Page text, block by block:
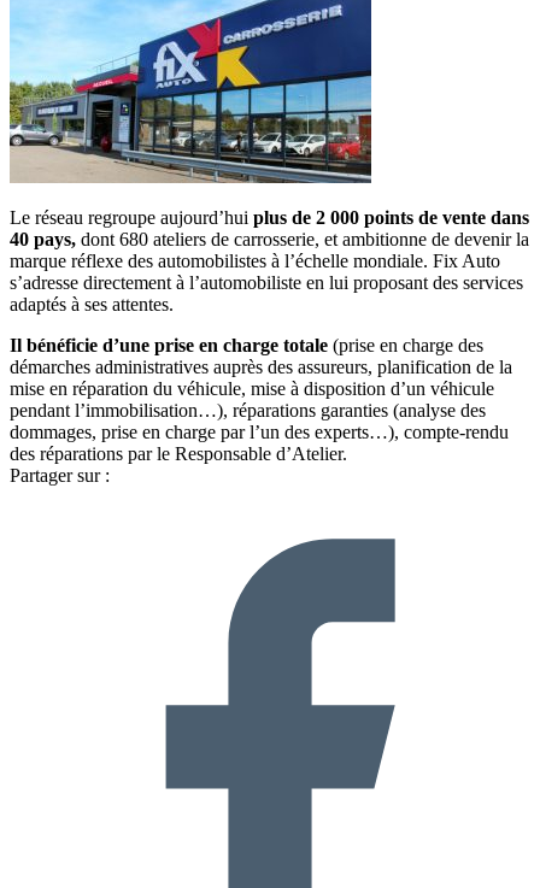
Le réseau regroupe aujourd’hui plus de 2 000 points de vente dans
40 pays, dont 680 ateliers de carrosserie, et ambitionne de devenir la
marque réflexe des automobilistes à l’échelle mondiale. Fix Auto
s’adresse directement à l’automobiliste en lui proposant des services
adaptés à ses attentes.
Il bénéficie d’une prise en charge totale (prise en charge des
démarches administratives auprès des assureurs, planification de la
mise en réparation du véhicule, mise à disposition d’un véhicule
pendant l’immobilisation…), réparations garanties (analyse des
dommages, prise en charge par l’un des experts…), compte-rendu
des réparations par le Responsable d’Atelier.
Partager sur :